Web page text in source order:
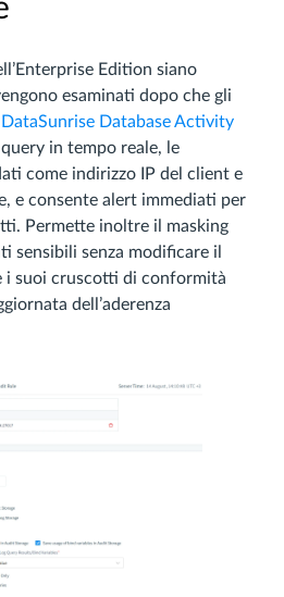
Edition siano
esaminati dopo che gli
DataSunrise Database Activity
in tempo reale, le
come indirizzo IP del client e
e consente alert immediati per
Permette inoltre il masking
sensibili senza modificare il
i suoi cruscotti di conformità
dell’aderenza